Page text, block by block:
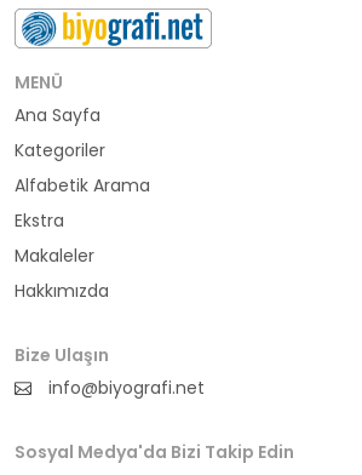
MENÜ
Ana Sayfa
Kategoriler
Alfabetik Arama
Ekstra
Makaleler
Hakkımızda
Bize Ulaşın
info@biyografi.net
Sosyal Medya'da Bizi Takip Edin